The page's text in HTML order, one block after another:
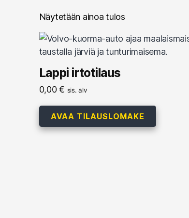
Näytetään ainoa tulos
Lappi irtotilaus
0,00€ sis. alv
AVAA TILAUSLOMAKE